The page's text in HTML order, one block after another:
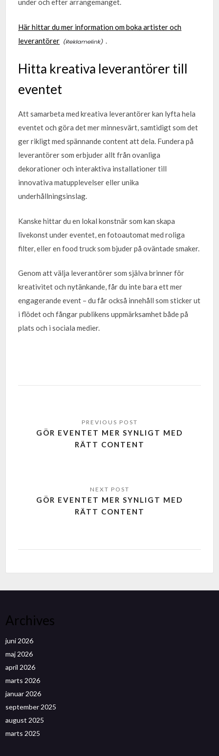
under och efter arrangemanget.
Här hittar du mer information om boka artister och
leverantörer
Hitta kreativa leverantörer till
eventet
Att samarbeta med kreativa leverantörer kan lyfta hela
eventet och göra det mer minnesvärt, samtidigt som det
ger rikligt med spännande content att dela. Fundera på
leverantörer som erbjuder allt från ovanliga
dekorationer och interaktiva installationer till
innovativa matupplevelser eller unika
underhållningsinslag.
Kanske hittar du en lokal konstnär som kan skapa
livekonst under eventet, en fotoautomat med roliga
filter, eller en food truck som bjuder på oväntade smaker.
Genom att välja leverantörer som själva brinner för
kreativitet och nytänkande, får du inte bara ett mer
engagerande event – du får också innehåll som sticker ut
i flödet och fångar publikens uppmärksamhet både på
plats och i sociala medier.
GÖR EVENTET MER SYNLIGT MED
RÄTT CONTENT
GÖR EVENTET MER SYNLIGT MED
RÄTT CONTENT
Archives
juni 2026
maj 2026
april 2026
marts 2026
januar 2026
september 2025
august 2025
marts 2025